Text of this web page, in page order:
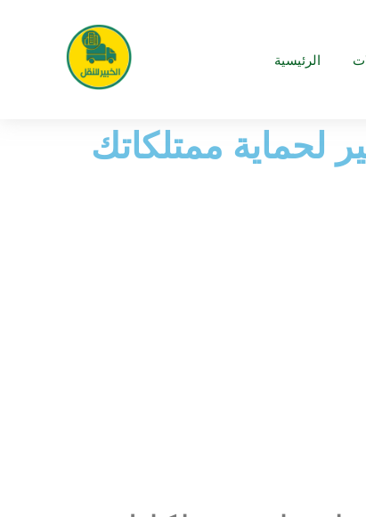
الرئيسية
لحماية ممتلكاتك